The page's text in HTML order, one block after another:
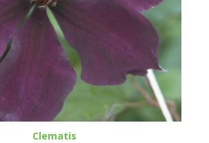
Clematis